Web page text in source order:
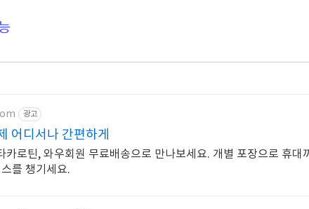
광고
어디서나 간편하게
카로틴, 와우회원 무료배송으로 만나보세요. 개별 포장으로 휴대
를 챙기세요.